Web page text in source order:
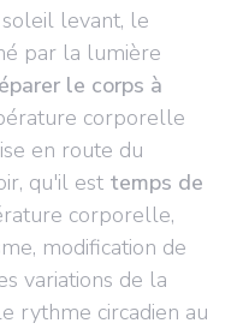
levant, le
par la lumière
le corps à
corporelle
en route du
qu'il est temps de
corporelle,
modification de
variations de la
rythme circadien au